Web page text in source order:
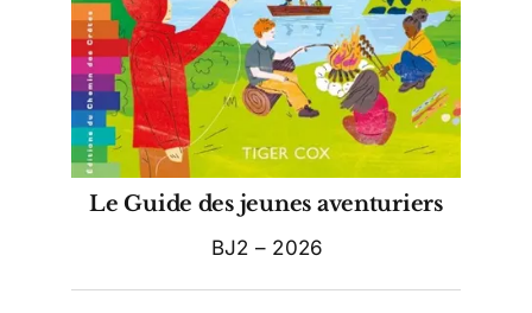
Le Guide des jeunes aventuriers
BJ2 – 2026